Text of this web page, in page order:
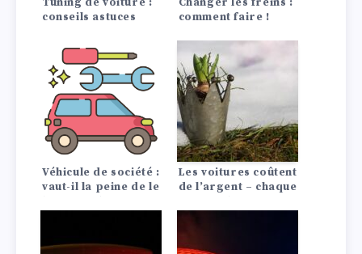
Tuning de voiture :
conseils astuces
Changer les freins :
comment faire !
Véhicule de société :
vaut-il la peine de le
Les voitures coûtent
de l’argent – chaque
kilomètre. Mais
combien cela coûte-
t-il ?